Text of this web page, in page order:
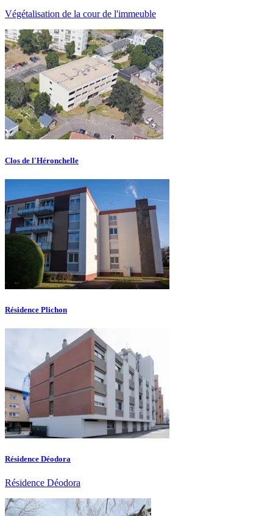
Végétalisation de la cour de l'immeuble
Clos de l'Héronchelle
Résidence Plichon
Résidence Déodora
Résidence Déodora